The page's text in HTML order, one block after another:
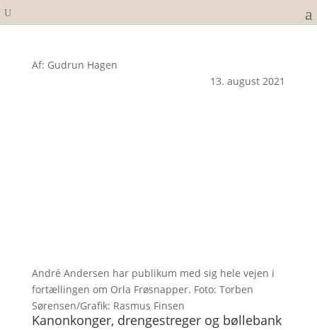
Af: Gudrun Hagen
13. august 2021
André Andersen har publikum med sig hele vejen i
fortællingen om Orla Frøsnapper. Foto: Torben
Sørensen/Grafik: Rasmus Finsen
Kanonkonger, drengestreger og bøllebank